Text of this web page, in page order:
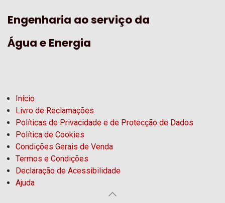
Engenharia ao serviço da
Água e Energia
Início
Livro de Reclamações
Políticas de Privacidade e de Protecção de Dados
Política de Cookies
Condições Gerais de Venda
Termos e Condições
Declaração de Acessibilidade
Ajuda